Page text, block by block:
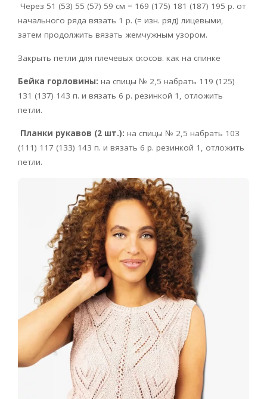
Через 51 (53) 55 (57) 59 см = 169 (175) 181 (187) 195 р. от
начального ряда вязать 1 р. (= изн. ряд) лицевыми,
затем продолжить вязать жемчужным узором.
Закрыть петли для плечевых скосов. как на спинке
Бейка горловины: на спицы № 2,5 набрать 119 (125)
131 (137) 143 п. и вязать 6 р. резинкой 1, отложить
петли.
Планки рукавов (2 шт.): на спицы № 2,5 набрать 103
(111) 117 (133) 143 п. и вязать 6 р. резинкой 1, отложить
петли.